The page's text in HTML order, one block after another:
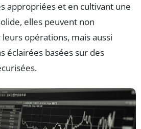
appropriées et en cultivant une
elles peuvent non
opérations, mais aussi
éclairées basées sur des